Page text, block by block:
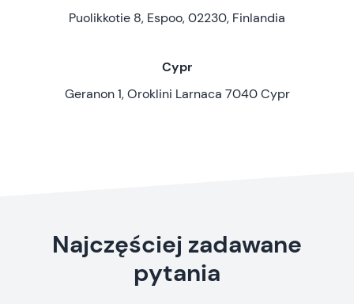
Puolikkotie 8, Espoo, 02230, Finlandia
Cypr
Geranon 1, Oroklini Larnaca 7040 Cypr
Najczęściej zadawane
pytania